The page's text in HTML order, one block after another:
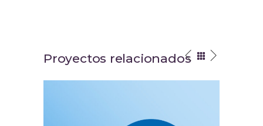
Proyectos relacionados